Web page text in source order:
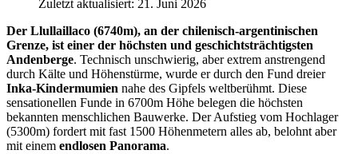
Zuletzt aktualisiert: 21. Juni 2026
Der Llullaillaco (6740m), an der chilenisch-argentinischen
Grenze, ist einer der höchsten und geschichtsträchtigsten
Andenberge. Technisch unschwierig, aber extrem anstrengend
durch Kälte und Höhenstürme, wurde er durch den Fund dreier
Inka-Kindermumien nahe des Gipfels weltberühmt. Diese
sensationellen Funde in 6700m Höhe belegen die höchsten
bekannten menschlichen Bauwerke. Der Aufstieg vom Hochlager
(5300m) fordert mit fast 1500 Höhenmetern alles ab, belohnt aber
mit einem endlosen Panorama.